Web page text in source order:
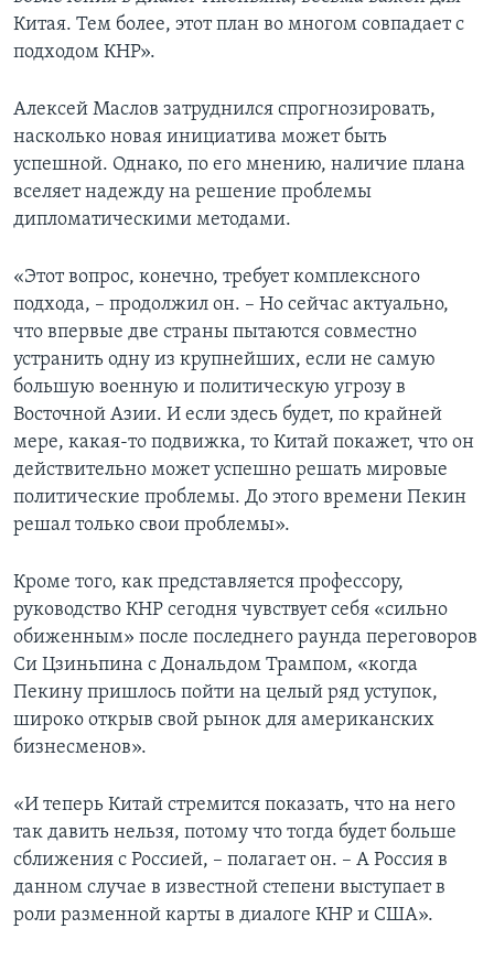
Китая. Тем более, этот план во многом совпадает с
подходом КНР».
Алексей Маслов затруднился спрогнозировать,
насколько новая инициатива может быть
успешной. Однако, по его мнению, наличие плана
вселяет надежду на решение проблемы
дипломатическими методами.
«Этот вопрос, конечно, требует комплексного
подхода, – продолжил он. – Но сейчас актуально,
что впервые две страны пытаются совместно
устранить одну из крупнейших, если не самую
большую военную и политическую угрозу в
Восточной Азии. И если здесь будет, по крайней
мере, какая-то подвижка, то Китай покажет, что он
действительно может успешно решать мировые
политические проблемы. До этого времени Пекин
решал только свои проблемы».
Кроме того, как представляется профессору,
руководство КНР сегодня чувствует себя «сильно
обиженным» после последнего раунда переговоров
Си Цзиньпина с Дональдом Трампом, «когда
Пекину пришлось пойти на целый ряд уступок,
широко открыв свой рынок для американских
бизнесменов».
«И теперь Китай стремится показать, что на него
так давить нельзя, потому что тогда будет больше
сближения с Россией, – полагает он. – А Россия в
данном случае в известной степени выступает в
роли разменной карты в диалоге КНР и США».